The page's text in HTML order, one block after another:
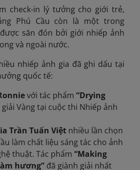
check-in lý tưởng cho giới trẻ,
Phú Cầu còn là một trong
săn đón bởi giới nhiếp ảnh
và ngoài nước.
nhiếp ảnh gia đã ghi dấu tại
quốc tế:
với tác phẩm “Drying
Vàng tại cuộc thi Nhiếp ảnh
Trần Tuấn Việt nhiều lần chọn
làm chất liệu sáng tác cho ảnh
thuật. Tác phẩm “Making
hương” đã giành giải nhất